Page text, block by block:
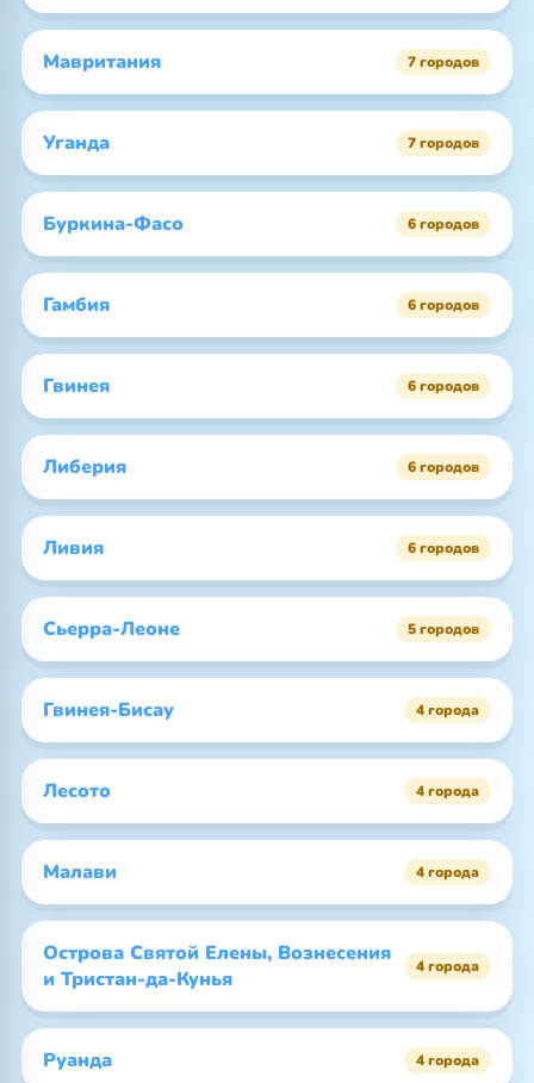
Мавритания 7 городов
Уганда 7 городов
Буркина-Фасо 6 городов
Гамбия 6 городов
Гвинея 6 городов
Либерия 6 городов
Ливия 6 городов
Сьерра-Леоне 5 городов
Гвинея-Бисау 4 города
Лесото 4 города
Малави 4 города
Острова Святой Елены, Вознесения
и Тристан-да-Кунья
4 города
Руанда 4 города